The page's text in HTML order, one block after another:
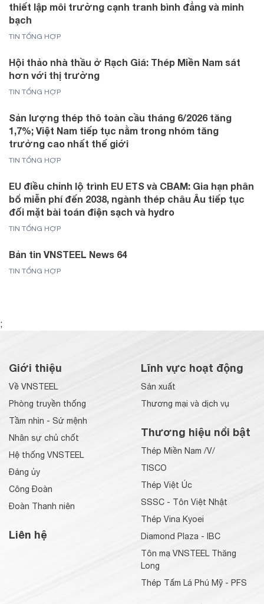
thiết lập môi trường cạnh tranh bình đẳng và minh
bạch
TIN TỔNG HỢP
Hội thảo nhà thầu ở Rạch Giá: Thép Miền Nam sát
hơn với thị trường
TIN TỔNG HỢP
Sản lượng thép thô toàn cầu tháng 6/2026 tăng
1,7%; Việt Nam tiếp tục nằm trong nhóm tăng
trưởng cao nhất thế giới
TIN TỔNG HỢP
EU điều chỉnh lộ trình EU ETS và CBAM: Gia hạn phân
bổ miễn phí đến 2038, ngành thép châu Âu tiếp tục
đối mặt bài toán điện sạch và hydro
TIN TỔNG HỢP
Bản tin VNSTEEL News 64
TIN TỔNG HỢP
;
Giới thiệu
Về VNSTEEL
Phòng truyền thống
Tầm nhìn - Sứ mệnh
Nhân sự chủ chốt
Hệ thống VNSTEEL
Đảng ủy
Công Đoàn
Đoàn Thanh niên
Liên hệ
Lĩnh vực hoạt động
Sản xuất
Thương mại và dịch vụ
Thương hiệu nổi bật
Thép Miền Nam /V/
TISCO
Thép Việt Úc
SSSC - Tôn Việt Nhật
Thép Vina Kyoei
Diamond Plaza - IBC
Tôn mạ VNSTEEL Thăng
Long
Thép Tấm Lá Phú Mỹ - PFS